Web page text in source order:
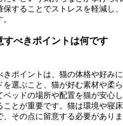
することでストレスを軽減し、
べきポイントは何です
ポイントは、猫の体格や好みに
選ぶこと、猫が好む素材や柔ら
ッドの場所や配置を猫が安心し
とが重要です。猫は環境や寝床
その点に留意する必要がありま